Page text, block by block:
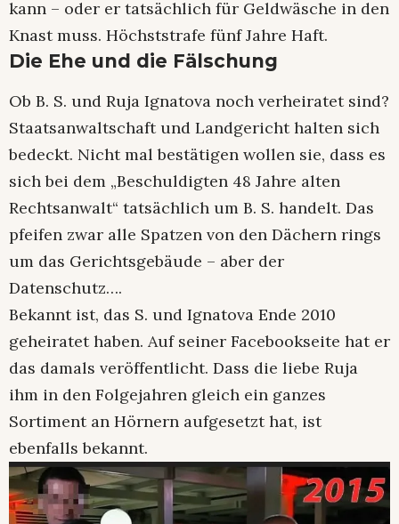
kann – oder er tatsächlich für Geldwäsche in den
Knast muss. Höchststrafe fünf Jahre Haft.
Die Ehe und die Fälschung
Ob B. S. und Ruja Ignatova noch verheiratet sind?
Staatsanwaltschaft und Landgericht halten sich
bedeckt. Nicht mal bestätigen wollen sie, dass es
sich bei dem „Beschuldigten 48 Jahre alten
Rechtsanwalt“ tatsächlich um B. S. handelt. Das
pfeifen zwar alle Spatzen von den Dächern rings
um das Gerichtsgebäude – aber der
Datenschutz….
Bekannt ist, das S. und Ignatova Ende 2010
geheiratet haben. Auf seiner Facebookseite hat er
das damals veröffentlicht. Dass die liebe Ruja
ihm in den Folgejahren gleich ein ganzes
Sortiment an Hörnern aufgesetzt hat, ist
ebenfalls bekannt.